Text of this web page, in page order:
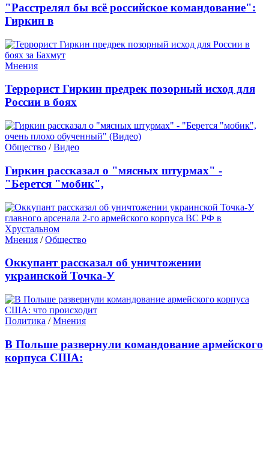
"Расстрелял бы всё российское командование":
Гиркин в
Мнения
Террорист Гиркин предрек позорный исход для
России в боях
Общество /Видео
Гиркин рассказал о "мясных штурмах" -
"Берется "мобик",
Мнения /Общество
Оккупант рассказал об уничтожении
украинской Точка-У
Политика /Мнения
В Польше развернули командование армейского
корпуса США: